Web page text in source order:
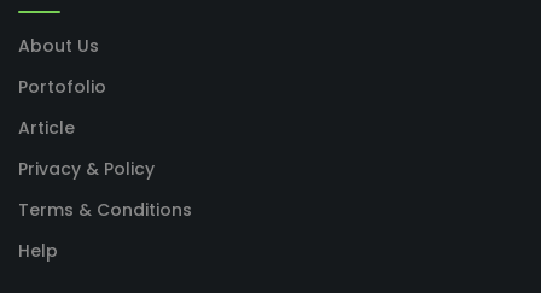
About Us
Portofolio
Article
Privacy & Policy
Terms & Conditions
Help